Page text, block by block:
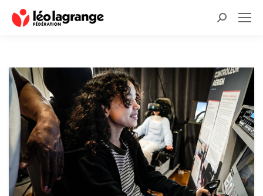
Recherche